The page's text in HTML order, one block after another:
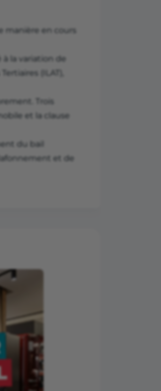
manière en cours
la variation de
(ILAT),
Trois
et la clause
du bail
et de